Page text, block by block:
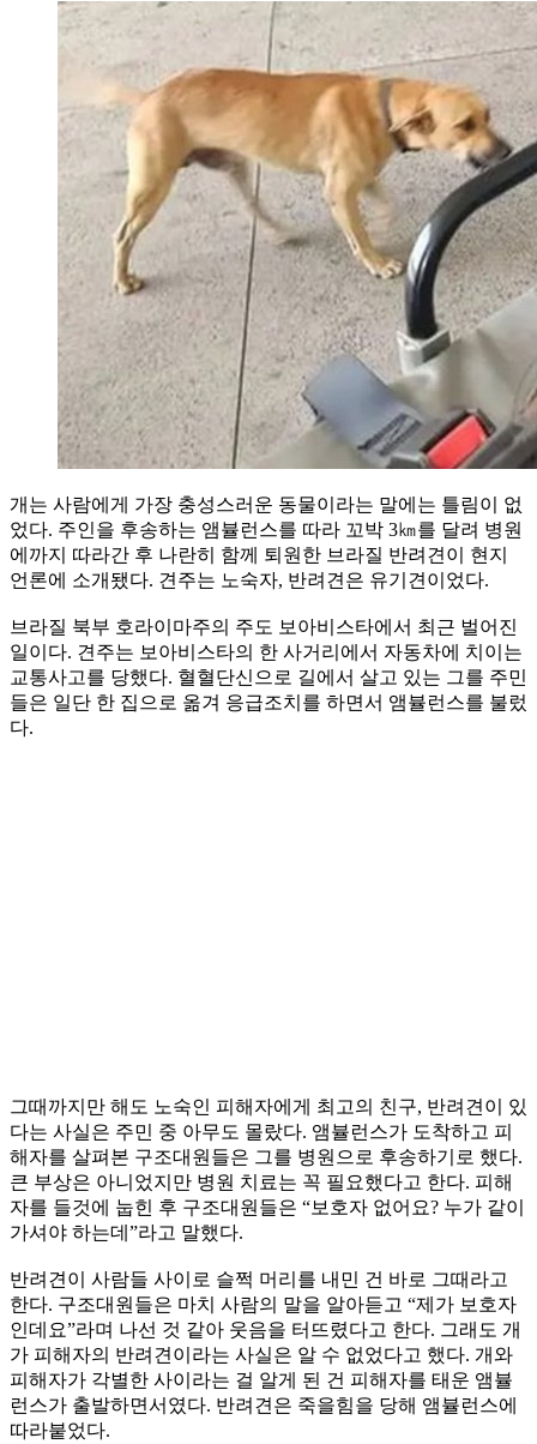
개는 사람에게 가장 충성스러운 동물이라는 말에는 틀림이 없
었다. 주인을 후송하는 앰뷸런스를 따라 꼬박 3㎞를 달려 병원
에까지 따라간 후 나란히 함께 퇴원한 브라질 반려견이 현지
언론에 소개됐다. 견주는 노숙자, 반려견은 유기견이었다.
브라질 북부 호라이마주의 주도 보아비스타에서 최근 벌어진
일이다. 견주는 보아비스타의 한 사거리에서 자동차에 치이는
교통사고를 당했다. 혈혈단신으로 길에서 살고 있는 그를 주민
들은 일단 한 집으로 옮겨 응급조치를 하면서 앰뷸런스를 불렀
다.
그때까지만 해도 노숙인 피해자에게 최고의 친구, 반려견이 있
다는 사실은 주민 중 아무도 몰랐다. 앰뷸런스가 도착하고 피
해자를 살펴본 구조대원들은 그를 병원으로 후송하기로 했다.
큰 부상은 아니었지만 병원 치료는 꼭 필요했다고 한다. 피해
자를 들것에 눕힌 후 구조대원들은 “보호자 없어요? 누가 같이
가셔야 하는데”라고 말했다.
반려견이 사람들 사이로 슬쩍 머리를 내민 건 바로 그때라고
한다. 구조대원들은 마치 사람의 말을 알아듣고 “제가 보호자
인데요”라며 나선 것 같아 웃음을 터뜨렸다고 한다. 그래도 개
가 피해자의 반려견이라는 사실은 알 수 없었다고 했다. 개와
피해자가 각별한 사이라는 걸 알게 된 건 피해자를 태운 앰뷸
런스가 출발하면서였다. 반려견은 죽을힘을 당해 앰뷸런스에
따라붙었다.